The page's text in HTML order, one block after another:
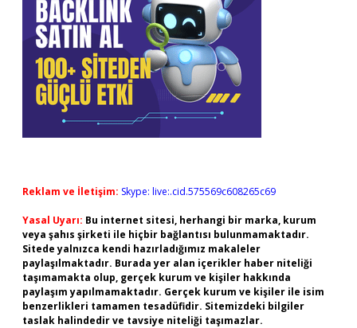
Reklam ve İletişim: Skype: live:.cid.575569c608265c69
Yasal Uyarı: Bu internet sitesi, herhangi bir marka, kurum
veya şahıs şirketi ile hiçbir bağlantısı bulunmamaktadır.
Sitede yalnızca kendi hazırladığımız makaleler
paylaşılmaktadır. Burada yer alan içerikler haber niteliği
taşımamakta olup, gerçek kurum ve kişiler hakkında
paylaşım yapılmamaktadır. Gerçek kurum ve kişiler ile isim
benzerlikleri tamamen tesadüfidir. Sitemizdeki bilgiler
taslak halindedir ve tavsiye niteliği taşımazlar.